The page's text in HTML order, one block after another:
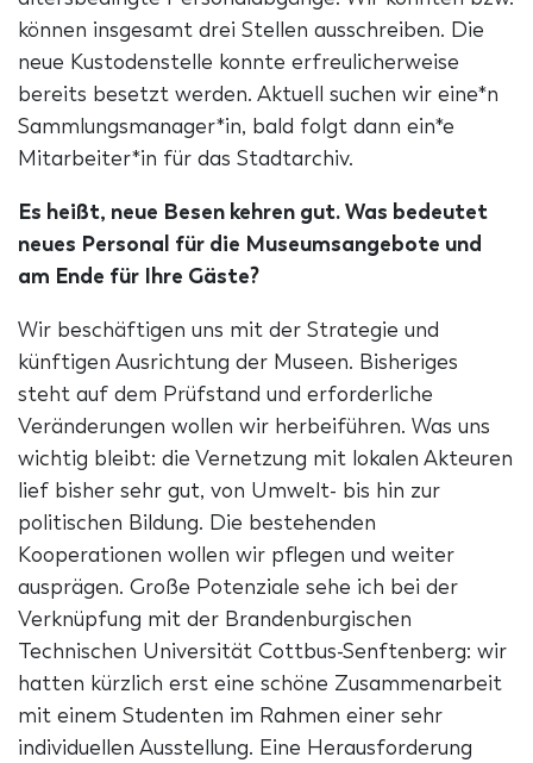
können insgesamt drei Stellen ausschreiben. Die
neue Kustodenstelle konnte erfreulicherweise
bereits besetzt werden. Aktuell suchen wir eine*n
Sammlungsmanager*in, bald folgt dann ein*e
Mitarbeiter*in für das Stadtarchiv.
Es heißt, neue Besen kehren gut. Was bedeutet
neues Personal für die Museumsangebote und
am Ende für Ihre Gäste?
Wir beschäftigen uns mit der Strategie und
künftigen Ausrichtung der Museen. Bisheriges
steht auf dem Prüfstand und erforderliche
Veränderungen wollen wir herbeiführen. Was uns
wichtig bleibt: die Vernetzung mit lokalen Akteuren
lief bisher sehr gut, von Umwelt- bis hin zur
politischen Bildung. Die bestehenden
Kooperationen wollen wir pflegen und weiter
ausprägen. Große Potenziale sehe ich bei der
Verknüpfung mit der Brandenburgischen
Technischen Universität Cottbus-Senftenberg: wir
hatten kürzlich erst eine schöne Zusammenarbeit
mit einem Studenten im Rahmen einer sehr
individuellen Ausstellung. Eine Herausforderung